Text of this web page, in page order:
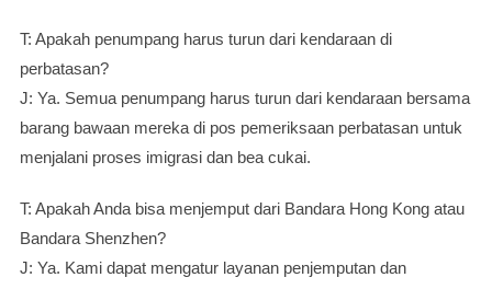
T: Apakah penumpang harus turun dari kendaraan di
perbatasan?
J: Ya. Semua penumpang harus turun dari kendaraan bersama
barang bawaan mereka di pos pemeriksaan perbatasan untuk
menjalani proses imigrasi dan bea cukai.
T: Apakah Anda bisa menjemput dari Bandara Hong Kong atau
Bandara Shenzhen?
J: Ya. Kami dapat mengatur layanan penjemputan dan